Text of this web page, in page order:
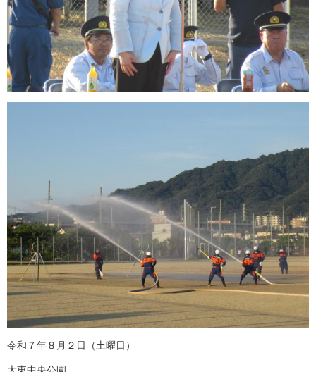
令和７年８月２日（土曜日）